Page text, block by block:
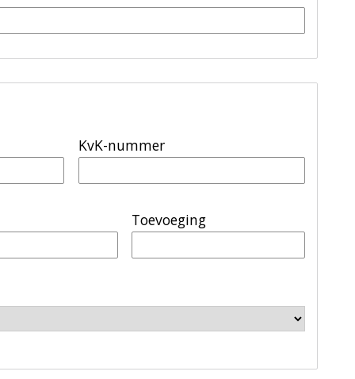
KvK-nummer
Toevoeging